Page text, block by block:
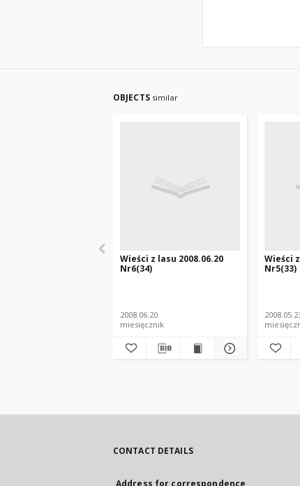
OBJECTS similar
Wieści z lasu 2008.06.20
Nr6(34)
2008.06.20
miesięcznik
Wieści
Nr5(33)
CONTACT DETAILS
Address for correspondence